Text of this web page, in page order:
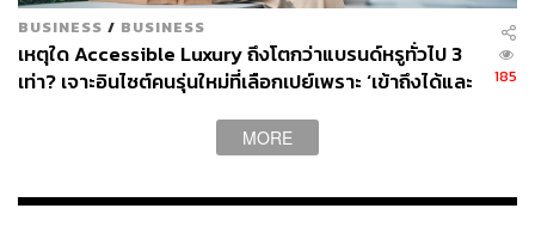
PARTNER-IN-CRIME
BUSINESS / BUSINESS
เหตุใด Accessible Luxury ถึงโตกว่าแบรนด์หรูทั่วไป 3
เท่า? เจาะอินไซต์คนรุ่นใหม่ที่เลือกเปย์เพราะ ‘เข้าถึงได้และ
185
MORE